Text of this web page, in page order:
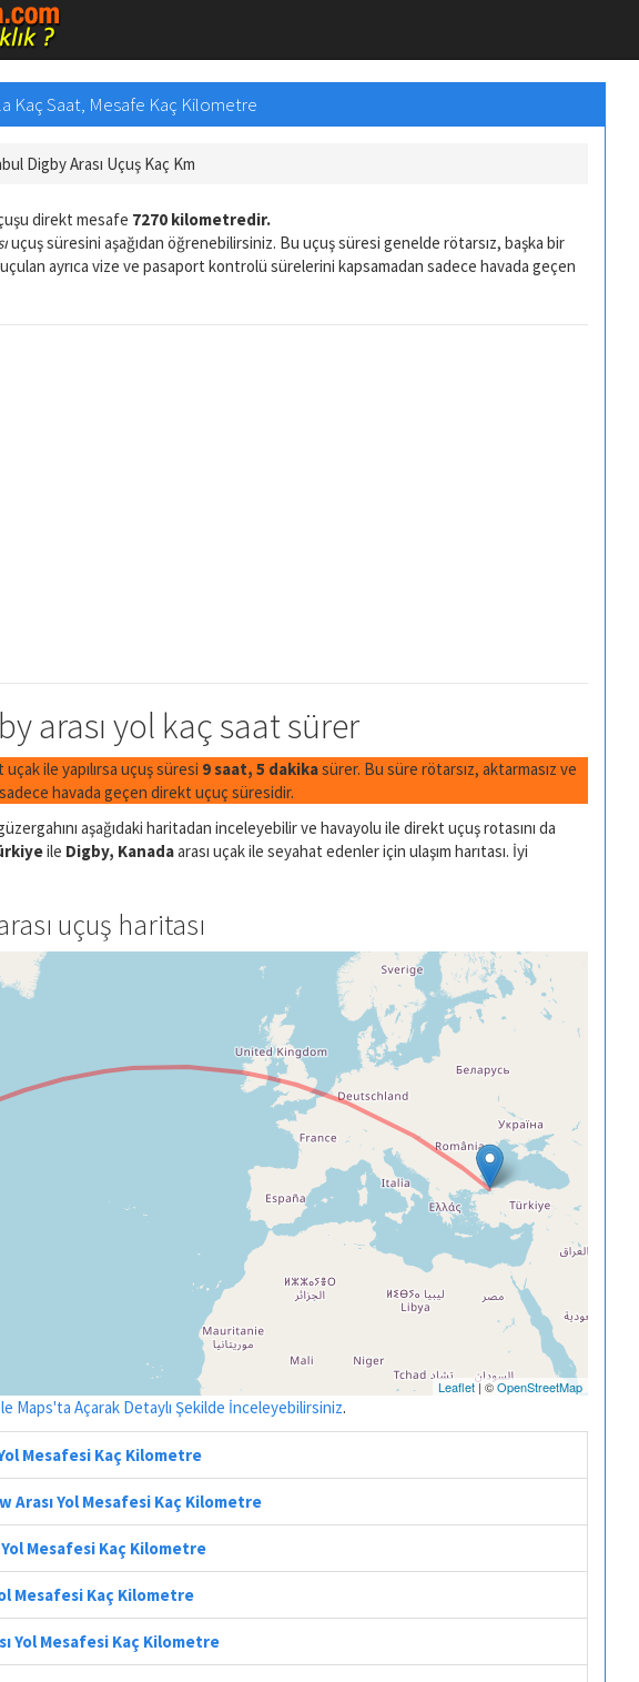
Kaç Saat, Mesafe Kaç Kilometre
Digby Arası Uçuş Kaç Km
direkt mesafe 7270 kilometredir.
uçuş süresini aşağıdan öğrenebilirsiniz. Bu uçuş süresi genelde rötarsız, başka bir
ayrıca vize ve pasaport kontrolü sürelerini kapsamadan sadece havada geçen
arası yol kaç saat sürer
ile yapılırsa uçuş süresi 9 saat, 5 dakikasürer. Bu süre rötarsız, aktarmasız ve
havada geçen direkt uçuç süresidir.
aşağıdaki haritadan inceleyebilir ve havayolu ile direkt uçuş rotasını da
ile Digby, Kanadaarası uçak ile seyahat edenler için ulaşım harıtası. İyi
uçuş haritası
Leaflet| ©OpenStreetMap
Maps'ta Açarak Detaylı Şekilde İnceleyebilirsiniz.
Mesafesi Kaç Kilometre
Arası Yol Mesafesi Kaç Kilometre
Mesafesi Kaç Kilometre
Mesafesi Kaç Kilometre
Yol Mesafesi Kaç Kilometre